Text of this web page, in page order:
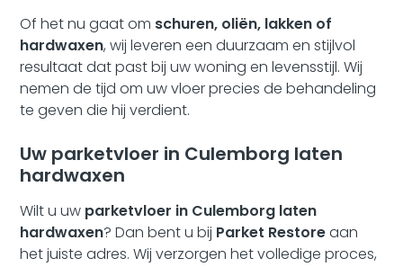
Of het nu gaat om schuren, oliën, lakken of
hardwaxen, wij leveren een duurzaam en stijlvol
resultaat dat past bij uw woning en levensstijl. Wij
nemen de tijd om uw vloer precies de behandeling
te geven die hij verdient.
Uw parketvloer in Culemborg laten
hardwaxen
Wilt u uw parketvloer in Culemborg laten
hardwaxen? Dan bent u bij Parket Restoreaan
het juiste adres. Wij verzorgen het volledige proces,